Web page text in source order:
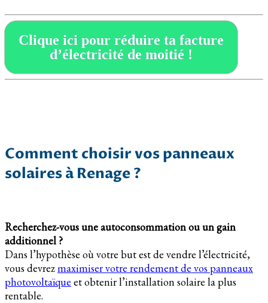
Clique ici pour réduire ta facture
d’électricité de moitié !
Comment choisir vos panneaux
solaires à Renage ?
Recherchez-vous une autoconsommation ou un gain
additionnel ?
Dans l’hypothèse où votre but est de vendre l’électricité,
vous devrezmaximiser votre rendement de vos panneaux
photovoltaïque et obtenir l’installation solaire la plus
rentable.